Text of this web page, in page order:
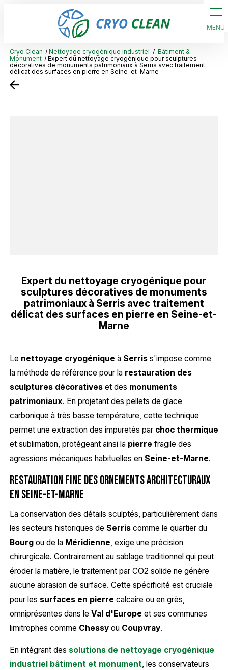
Cryo Clean Nettoyage cryogénique industriel
Bâtiment &
Monument
Expert du nettoyage cryogénique pour sculptures
décoratives de monuments patrimoniaux à Serris avec traitement
délicat des surfaces en pierre en Seine-et-Marne
Expert du nettoyage cryogénique pour
sculptures décoratives de monuments
patrimoniaux à Serris avec traitement
délicat des surfaces en pierre en Seine-et-
Marne
Le nettoyage cryogénique à Serriss'impose comme
la méthode de référence pour la restauration des
sculptures décorativeset des monuments
patrimoniaux. En projetant des pellets de glace
carbonique à très basse température, cette technique
permet une extraction des impuretés par choc thermique
et sublimation, protégeant ainsi la pierre fragile des
agressions mécaniques habituelles en Seine-et-Marne.
Restauration fine des ornements architecturaux
en Seine-et-Marne
La conservation des détails sculptés, particulièrement dans
les secteurs historiques de Serriscomme le quartier du
Bourgou de la Méridienne, exige une précision
chirurgicale. Contrairement au sablage traditionnel qui peut
éroder la matière, le traitement par CO2 solide ne génère
aucune abrasion de surface. Cette spécificité est cruciale
pour les surfaces en pierre calcaire ou en grès,
omniprésentes dans le Val d'Europe et ses communes
limitrophes comme Chessyou Coupvray.
En intégrant des solutions de nettoyage cryogénique
industriel bâtiment et monument, les conservateurs